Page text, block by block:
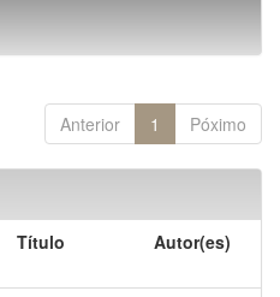
Anterior 1 Póximo
Título Autor(es)